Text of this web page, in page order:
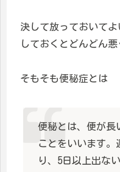
決して放っておいて
しておくとどんどん
そもそも便秘症とは
便秘とは、便が長
ことをいいます。
り、5日以上出な